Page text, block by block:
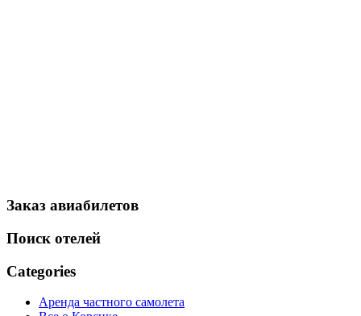
Заказ авиабилетов
Поиск отелей
Categories
Аренда частного самолета